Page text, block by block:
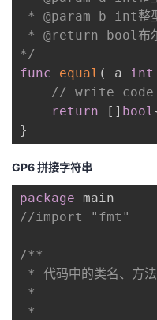
* @param b int整
* @return bool布尔
*/
func
equal ( a int
// write code
return
[ ] bool
}
GP6 拼接字符串
package
//import "fmt"
/**
* 代码中的类名、方法
*
*